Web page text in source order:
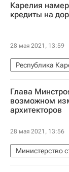
Михаил
Карелия
кредиты на
28 мая 2021, 13:59
Республика
Медвежьегорск
Россия
Кредиты
Глава
возможном
архитекторов
28 мая 2021, 13:56
Архитекторы